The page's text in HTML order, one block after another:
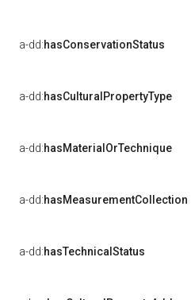
a-dd:hasConservationStatus
a-dd:hasCulturalPropertyType
a-dd:hasMaterialOrTechnique
a-dd:hasMeasurementCollection
a-dd:hasTechnicalStatus